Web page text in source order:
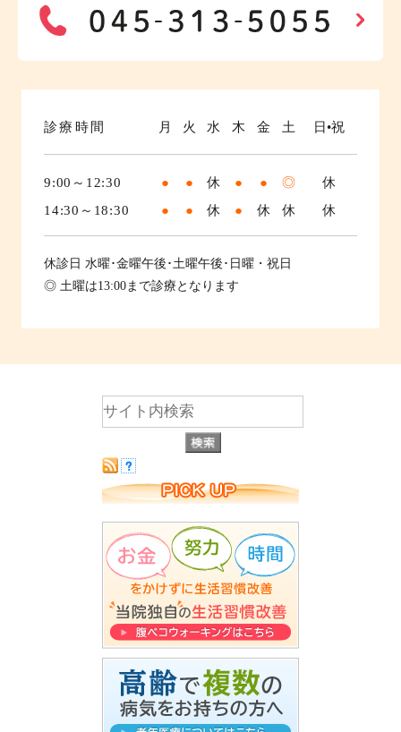
診療時間 月 火 水 木 金 土 日•祝
9:00～12:30 ● ● 休 ● ● ◎
休
14:30～18:30
● ● 休 ● 休 休 休
休診日 水曜･金曜午後･土曜午後･日曜・祝日
◎ 土曜は13:00まで診療となります